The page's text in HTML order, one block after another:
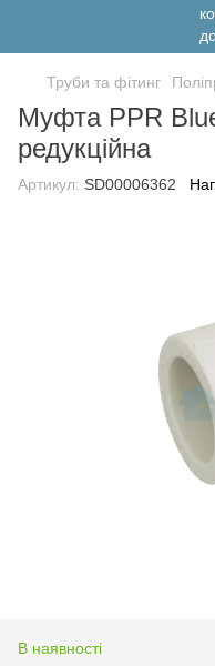
Труби та фітинг
Муфта PPR
редукційна
Артикул: SD00006362
В наявності